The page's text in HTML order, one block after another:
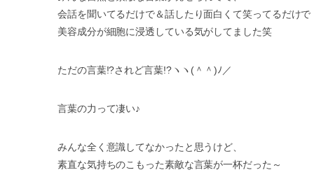
会話を聞いてるだけで＆話したり面白くて笑ってるだけで
美容成分が細胞に浸透している気がしてました笑
ただの言葉!?されど言葉!?ヽヽ(＾＾)ﾉ／
言葉の力って凄い♪
みんな全く意識してなかったと思うけど、
素直な気持ちのこもった素敵な言葉が一杯だった～